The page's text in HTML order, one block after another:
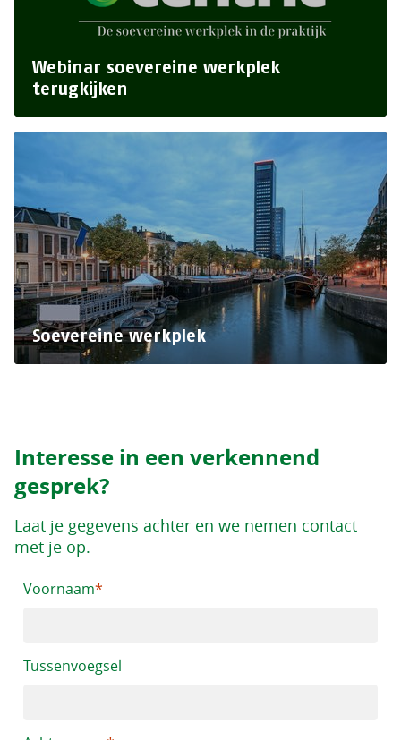
Webinar soevereine werkplek
terugkijken
Soevereine werkplek
Interesse in een verkennend
gesprek?
Laat je gegevens achter en we nemen contact
met je op.
Voornaam
Tussenvoegsel